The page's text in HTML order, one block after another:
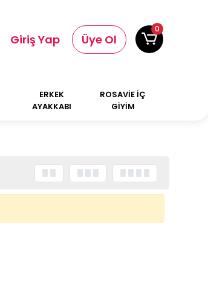
Giriş Yap Üye Ol
0
ERKEK
AYAKKABI
ROSAVİE İÇ
GİYİM